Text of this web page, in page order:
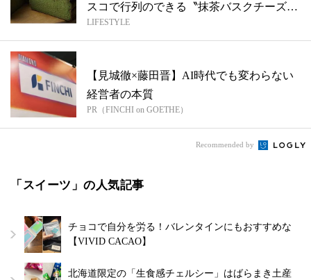
スコで行列のできる〝抹茶バスクチーズケ
ーキ...
LIFESTYLE
【見城徹×藤田晋】AI時代でも変わらない
経営者の本質
PR（FINCHI on GOETHE）
Recommended by
「スイーツ」の人気記事
チョコで自分を労る！バレンタインにもおすすめな
【VIVID CACAO】
北海道限定の「生食感チェルシー」はばらまき土産